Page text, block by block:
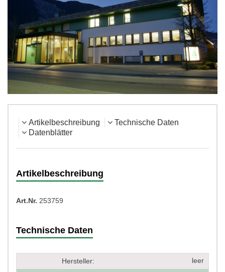
Artikelbeschreibung
Technische Daten
Datenblätter
Artikelbeschreibung
Art.Nr. 253759
Technische Daten
Hersteller: leer